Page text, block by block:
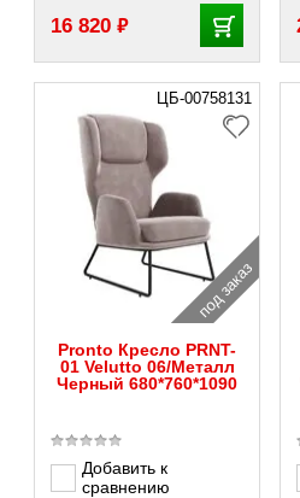
16 820 ₽
ЦБ-00758131
под заказ
Pronto Кресло PRNT-
01 Velutto 06/Металл
Черный 680*760*1090
Добавить к
сравнению